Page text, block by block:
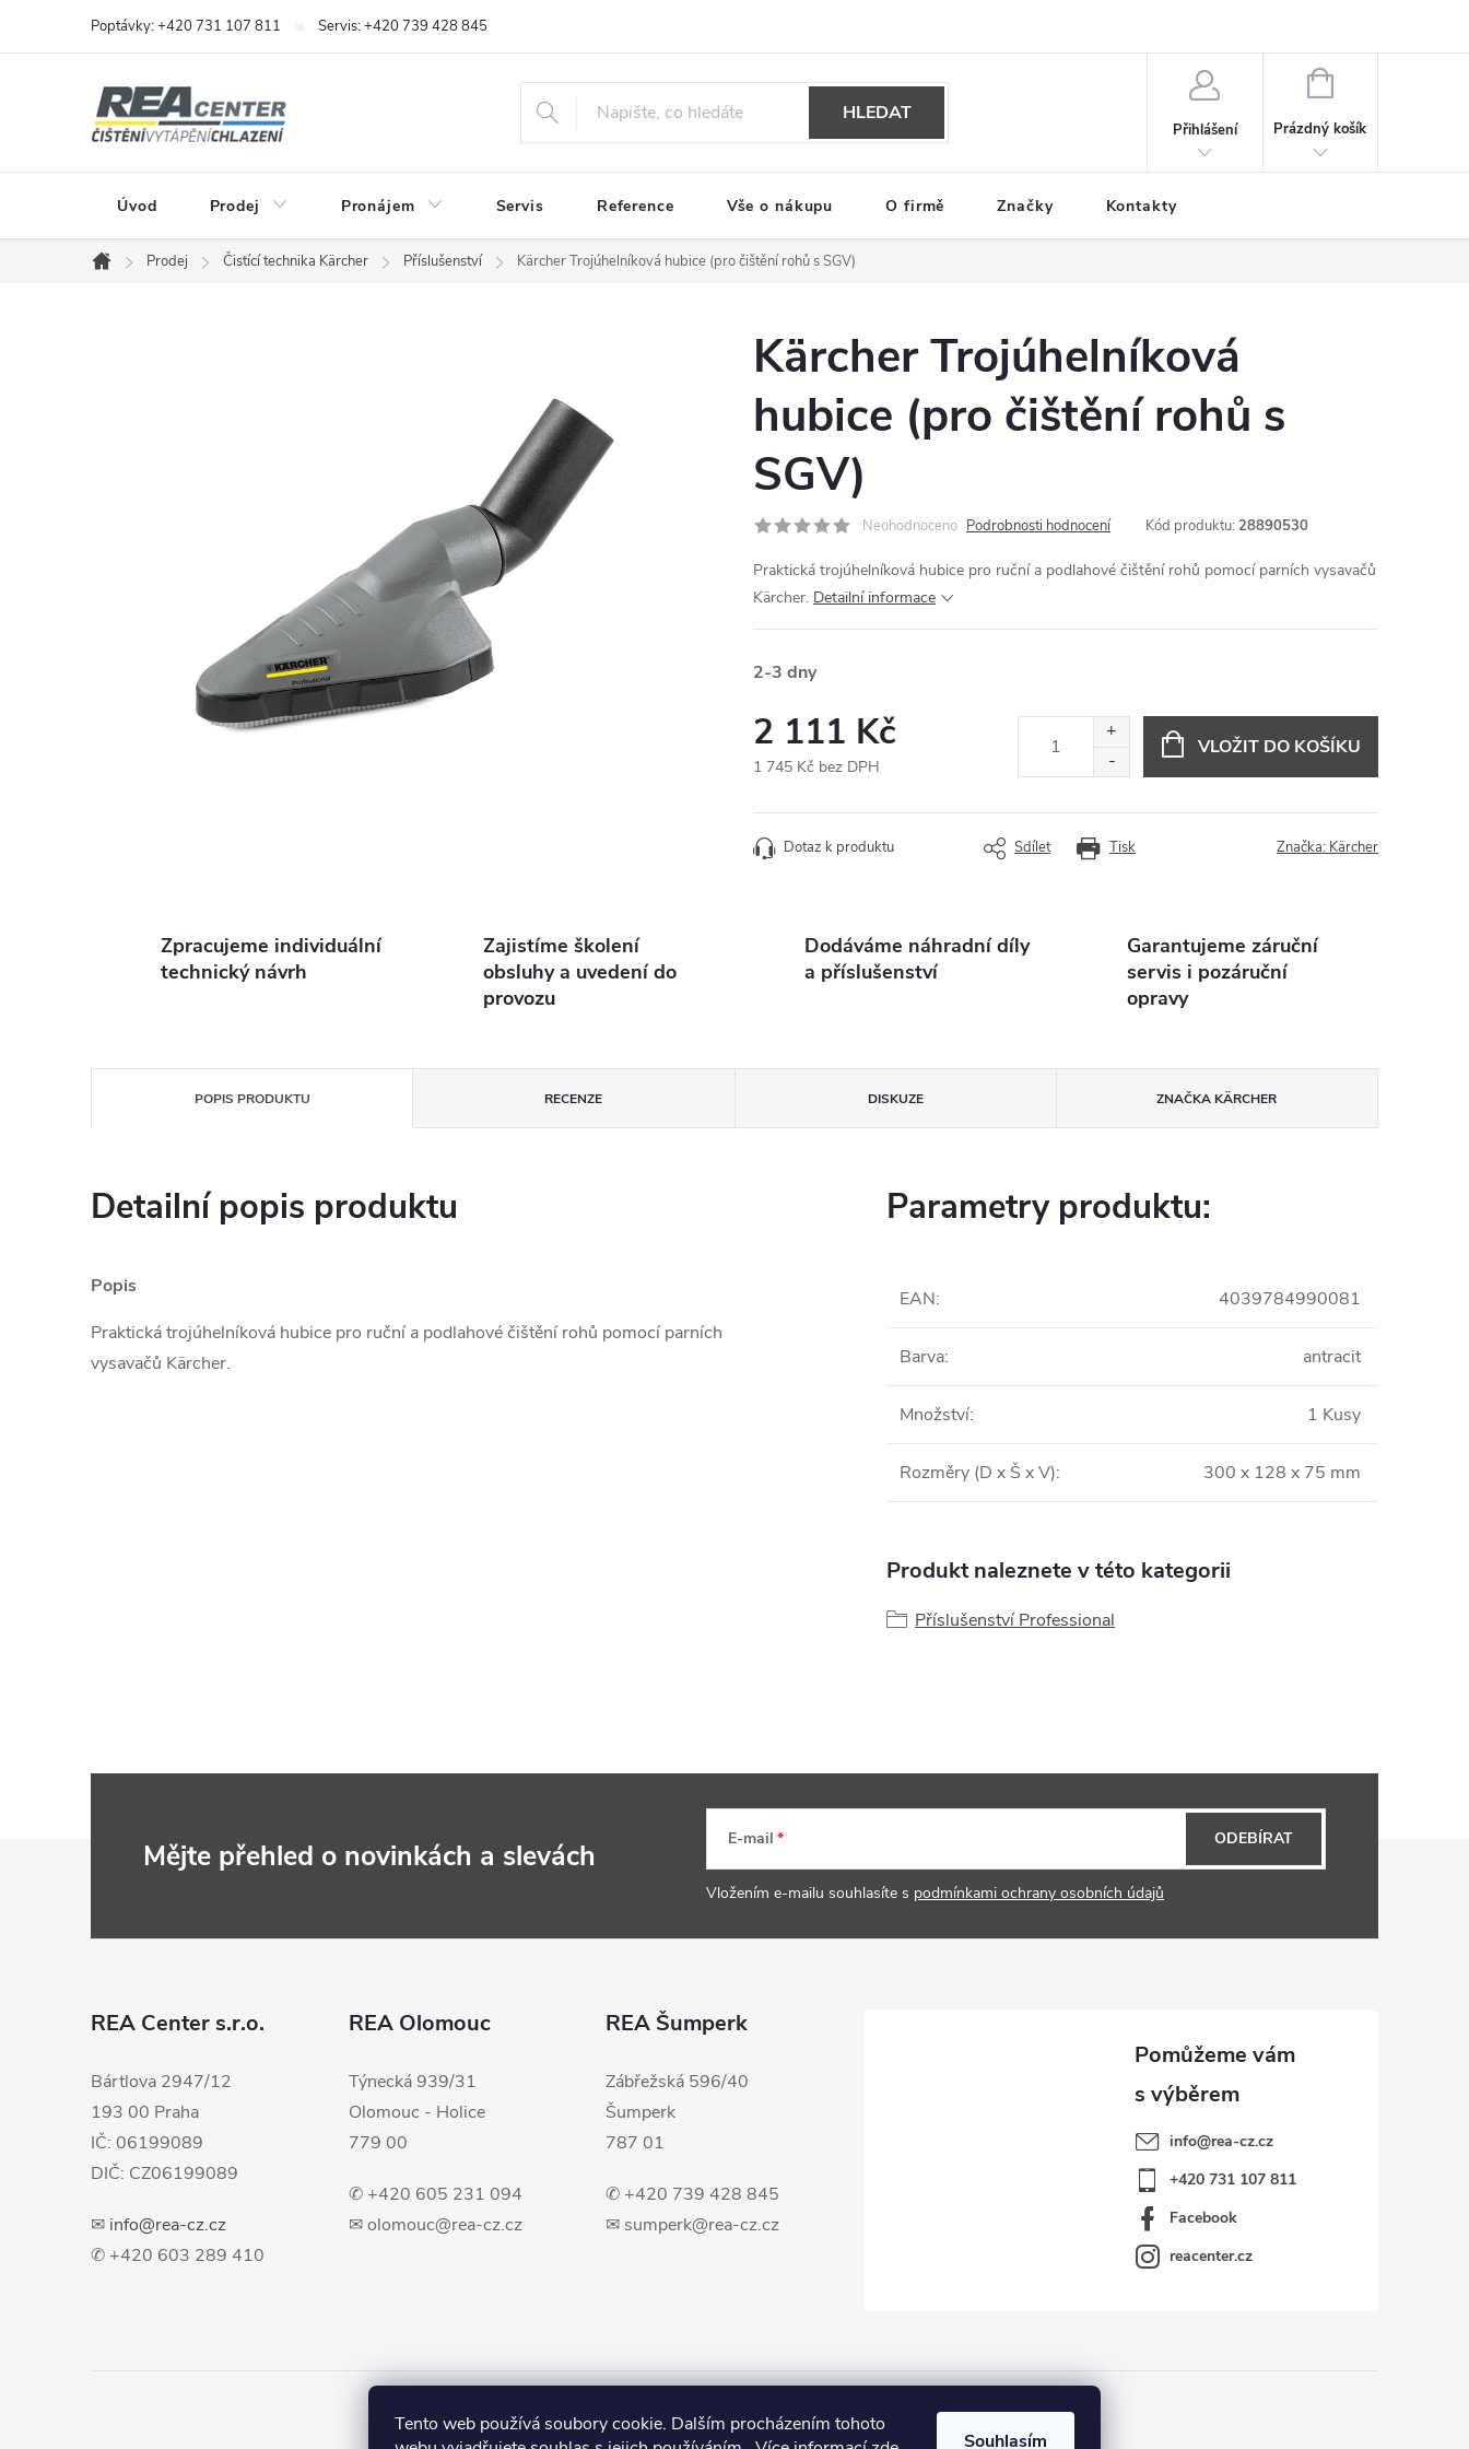
Tento web používá soubory cookie. Dalším procházením tohoto
Souhlasím
Poptávky: +420 731 107 811 Servis: +420 739 428 845
HLEDAT
Přihlášení
NÁKUPNÍ
Prázdný košík
Úvod Prodej Pronájem Servis Reference Vše o nákupu O firmě Značky Kontakty
Domů
Prodej Čistící technika Kärcher Příslušenství Kärcher Trojúhelníková hubice (pro čištění rohů s SGV)
Kärcher Trojúhelníková
hubice (pro čištění rohů s
SGV)
Neohodnoceno Podrobnosti hodnocení Kód produktu: 28890530
Praktická trojúhelníková hubice pro ruční a podlahové čištění rohů pomocí parních vysavačů
Kärcher. Detailní informace
2-3 dny
2 111 Kč
1 745 Kč bez DPH
cena:
VLOŽIT DO KOŠÍKU
Tisk
Dotaz k produktu Sdílet Značka: Kärcher
Zpracujeme individuální
technický návrh
Zajistíme školení
obsluhy a uvedení do
provozu
Dodáváme náhradní díly
a příslušenství
Garantujeme záruční
servis i pozáruční
opravy
POPIS PRODUKTU RECENZE DISKUZE ZNAČKA KÄRCHER
Detailní popis produktu
Popis
Praktická trojúhelníková hubice pro ruční a podlahové čištění rohů pomocí parních
vysavačů Kärcher.
Parametry produktu:
EAN: 4039784990081
Barva: antracit
Množství: 1 Kusy
Rozměry (D x Š x V): 300 x 128 x 75 mm
Produkt naleznete v této kategorii
Příslušenství Professional
Mějte přehled o novinkách a slevách E-mail
Vložením e-mailu souhlasíte s podmínkami ochrany osobních údajů
ODEBÍRAT
REA Center s.r.o.
Bártlova 2947/12
193 00 Praha
IČ: 06199089
DIČ: CZ06199089
✉ info@rea-cz.cz
✆ +420 603 289 410
REA Olomouc
Týnecká 939/31
Olomouc - Holice
779 00
✆ +420 605 231 094
✉ olomouc@rea-cz.cz
REA Šumperk
Zábřežská 596/40
Šumperk
787 01
✆ +420 739 428 845
✉ sumperk@rea-cz.cz
info@rea-cz.cz
+420 731 107 811
Facebook
reacenter.cz